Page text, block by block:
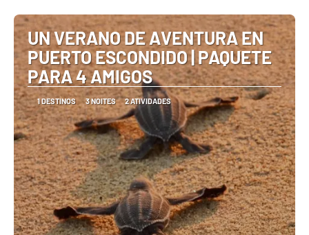
UN VERANO DE AVENTURA EN
PUERTO ESCONDIDO | PAQUETE
PARA 4 AMIGOS
1 DESTINOS 3 NOITES 2 ATIVIDADES